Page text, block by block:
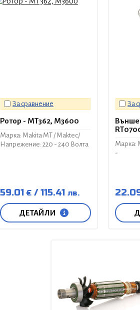
За сравнение
Ротор - MT362, M3600
Марка: Makita MT / Maktec/
Напрежение: 220 - 240 Волта
59.01 € 115.41 лв.
ДЕТАЙЛИ
За
Марка:
-